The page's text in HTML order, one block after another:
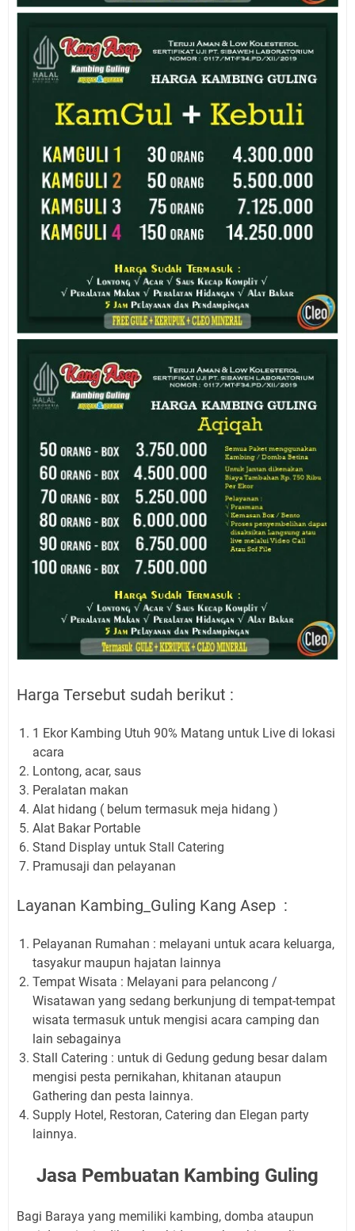
Harga Tersebut sudah berikut :
1 Ekor Kambing Utuh 90% Matang untuk Live di lokasi
acara
Lontong, acar, saus
Peralatan makan
Alat hidang ( belum termasuk meja hidang )
Alat Bakar Portable
Stand Display untuk Stall Catering
Pramusaji dan pelayanan
Layanan Kambing_Guling Kang Asep :
Pelayanan Rumahan : melayani untuk acara keluarga,
tasyakur maupun hajatan lainnya
Tempat Wisata : Melayani para pelancong /
Wisatawan yang sedang berkunjung di tempat-tempat
wisata termasuk untuk mengisi acara camping dan
lain sebagainya
Stall Catering : untuk di Gedung gedung besar dalam
mengisi pesta pernikahan, khitanan ataupun
Gathering dan pesta lainnya.
Supply Hotel, Restoran, Catering dan Elegan party
lainnya.
Jasa Pembuatan Kambing Guling
Bagi Baraya yang memiliki kambing, domba ataupun